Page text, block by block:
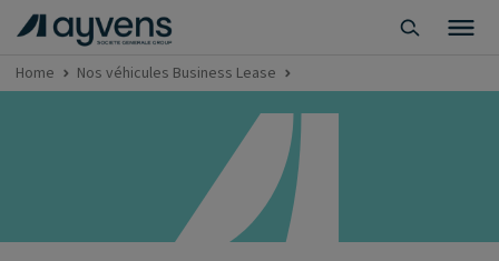
Home Nos véhicules Business Lease